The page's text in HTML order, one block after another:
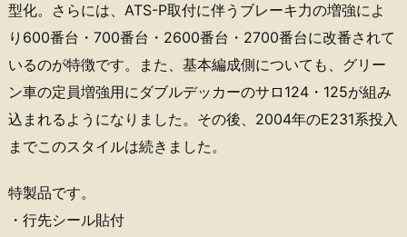
型化。さらには、ATS-P取付に伴うブレーキ力の増強によ
り600番台・700番台・2600番台・2700番台に改番されて
いるのが特徴です。また、基本編成側についても、グリー
ン車の定員増強用にダブルデッカーのサロ124・125が組み
込まれるようになりました。その後、2004年のE231系投入
までこのスタイルは続きました。
特製品です。
・行先シール貼付